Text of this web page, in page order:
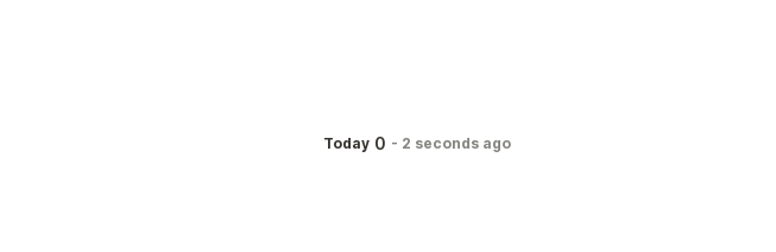
Today 0 - 2 seconds ago